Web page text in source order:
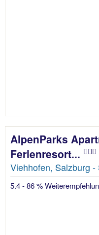
AlpenParks
Ferienresort...
Viehhofen, Salzburg
5.4 - 86 %